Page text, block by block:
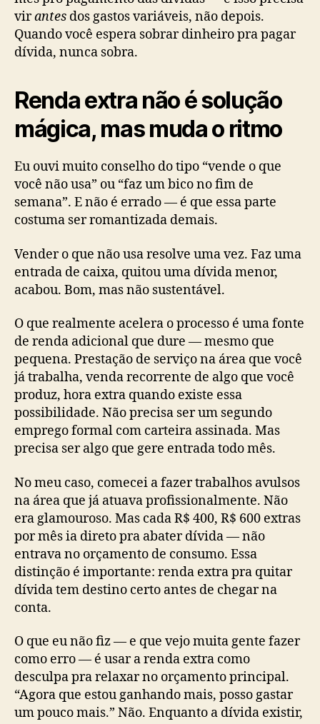
virantes dos gastos variáveis, não depois.
Quando você espera sobrar dinheiro pra pagar
dívida, nunca sobra.
Renda extra não é solução
mágica, mas muda o ritmo
Eu ouvi muito conselho do tipo “vende o que
você não usa” ou “faz um bico no fim de
semana”. E não é errado — é que essa parte
costuma ser romantizada demais.
Vender o que não usa resolve uma vez. Faz uma
entrada de caixa, quitou uma dívida menor,
acabou. Bom, mas não sustentável.
O que realmente acelera o processo é uma fonte
de renda adicional que dure — mesmo que
pequena. Prestação de serviço na área que você
já trabalha, venda recorrente de algo que você
produz, hora extra quando existe essa
possibilidade. Não precisa ser um segundo
emprego formal com carteira assinada. Mas
precisa ser algo que gere entrada todo mês.
No meu caso, comecei a fazer trabalhos avulsos
na área que já atuava profissionalmente. Não
era glamouroso. Mas cada R$ 400, R$ 600 extras
por mês ia direto pra abater dívida — não
entrava no orçamento de consumo. Essa
distinção é importante: renda extra pra quitar
dívida tem destino certo antes de chegar na
conta.
O que eu não fiz — e que vejo muita gente fazer
como erro — é usar a renda extra como
desculpa pra relaxar no orçamento principal.
“Agora que estou ganhando mais, posso gastar
um pouco mais.” Não. Enquanto a dívida existir,